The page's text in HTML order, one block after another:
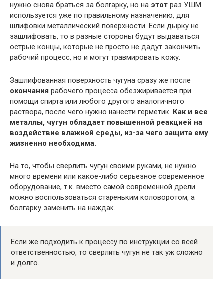
нужно снова браться за болгарку, но на этот раз УШМ
используется уже по правильному назначению, для
шлифовки металлический поверхности. Если дырку не
зашлифовать, то в разные стороны будут выдаваться
острые концы, которые не просто не дадут закончить
рабочий процесс, но и могут травмировать кожу.
Зашлифованная поверхность чугуна сразу же после
окончания рабочего процесса обезжиривается при
помощи спирта или любого другого аналогичного
раствора, после чего нужно нанести герметик. Как и все
металлы, чугун обладает повышенной реакцией на
воздействие влажной среды, из-за чего защита ему
жизненно необходима.
На то, чтобы сверлить чугун своими руками, не нужно
много времени или какое-либо серьезное современное
оборудование, т.к. вместо самой современной дрели
можно воспользоваться стареньким коловоротом, а
болгарку заменить на наждак.
Если же подходить к процессу по инструкции со всей
ответственностью, то сверлить чугун не так уж сложно
и долго.